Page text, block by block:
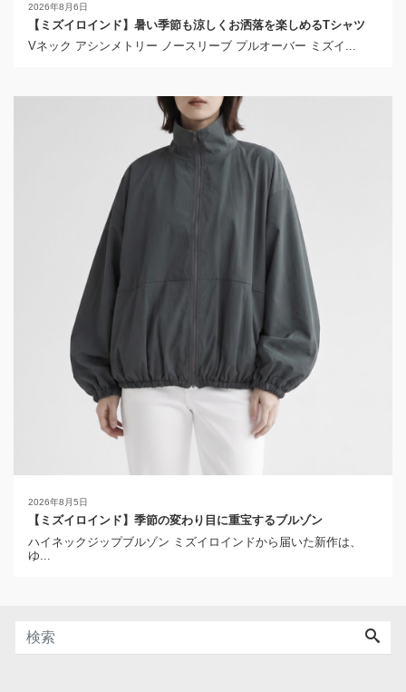
2026年8月6日
【ミズイロインド】暑い季節も涼しくお洒落を楽しめるTシャツ
Vネック アシンメトリー ノースリーブ プルオーバー ミズイ...
2026年8月5日
【ミズイロインド】季節の変わり目に重宝するブルゾン
ハイネックジップブルゾン ミズイロインドから届いた新作は、
ゆ...